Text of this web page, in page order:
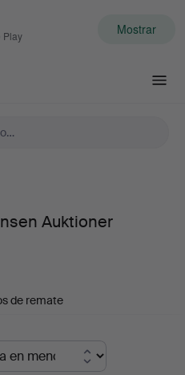
Play Mostrar
Auktioner
de remate